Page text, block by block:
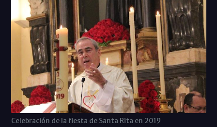
Celebración de la fiesta de Santa Rita en 2019